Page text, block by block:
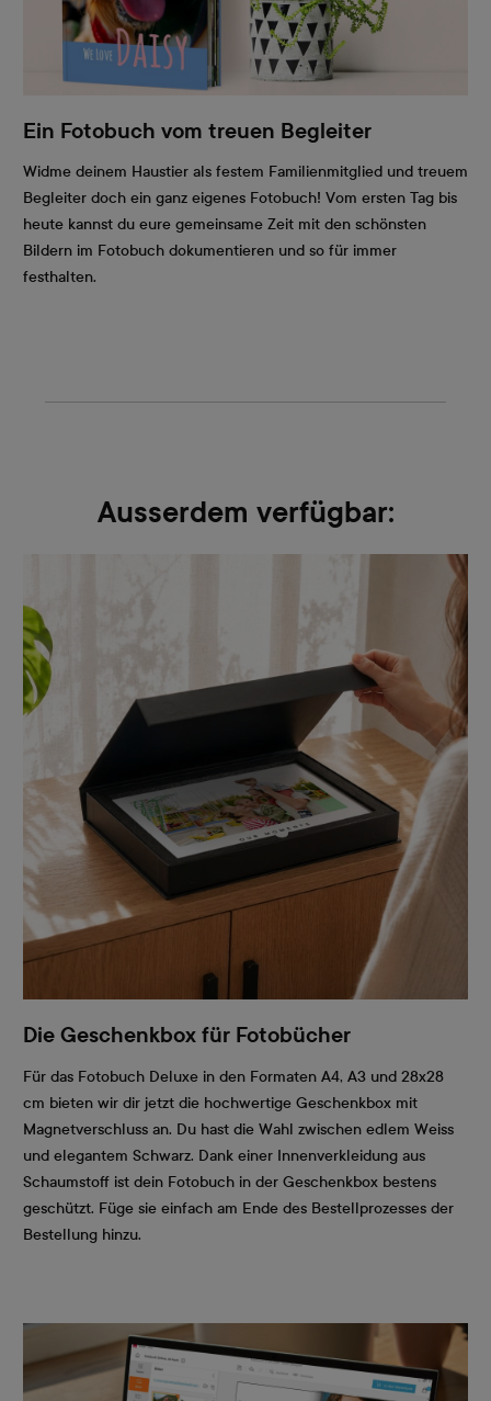
Ein Fotobuch vom treuen Begleiter
Widme deinem Haustier als festem Familienmitglied und treuem
Begleiter doch ein ganz eigenes Fotobuch! Vom ersten Tag bis
heute kannst du eure gemeinsame Zeit mit den schönsten
Bildern im Fotobuch dokumentieren und so für immer
festhalten.
Ausserdem verfügbar:
Die Geschenkbox für Fotobücher
Für das Fotobuch Deluxe in den Formaten A4, A3 und 28x28
cm bieten wir dir jetzt die hochwertige Geschenkbox mit
Magnetverschluss an. Du hast die Wahl zwischen edlem Weiss
und elegantem Schwarz. Dank einer Innenverkleidung aus
Schaumstoff ist dein Fotobuch in der Geschenkbox bestens
geschützt. Füge sie einfach am Ende des Bestellprozesses der
Bestellung hinzu.